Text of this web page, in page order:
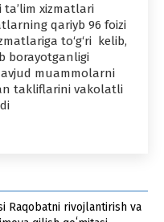
ta’lim xizmatlari
qariyb 96 foizi
to‘g‘ri kelib,
borayotganligi
muammolarni
takliflarini vakolatli
Raqobatni rivojlantirish va